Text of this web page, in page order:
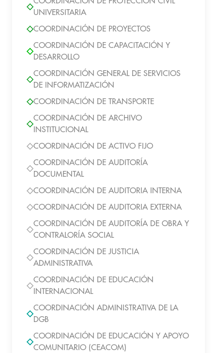
UNIVERSITARIA
COORDINACIÓN DE PROYECTOS
COORDINACIÓN DE CAPACITACIÓN Y
DESARROLLO
COORDINACIÓN GENERAL DE SERVICIOS
DE INFORMATIZACIÓN
COORDINACIÓN DE TRANSPORTE
COORDINACIÓN DE ARCHIVO
INSTITUCIONAL
COORDINACIÓN DE ACTIVO FIJO
COORDINACIÓN DE AUDITORÍA
DOCUMENTAL
COORDINACIÓN DE AUDITORIA INTERNA
COORDINACIÓN DE AUDITORIA EXTERNA
COORDINACIÓN DE AUDITORÍA DE OBRA Y
CONTRALORÍA SOCIAL
COORDINACIÓN DE JUSTICIA
ADMINISTRATIVA
COORDINACIÓN DE EDUCACIÓN
INTERNACIONAL
COORDINACIÓN ADMINISTRATIVA DE LA
DGB
COORDINACIÓN DE EDUCACIÓN Y APOYO
COMUNITARIO (CEACOM)